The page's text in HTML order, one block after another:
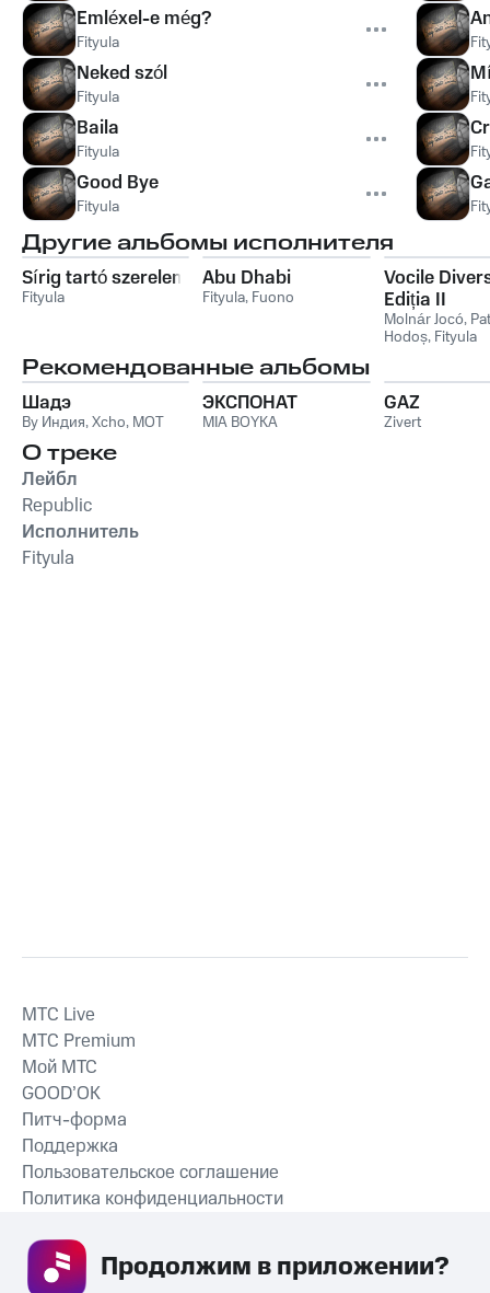
Emléxel-e még?
Fityula
Neked szól
Fityula
Baila
Fityula
Good Bye
Fityula
Другие альбомы исполнителя
Sírig tartó szerelem
Fityula
Abu Dhabi
Fityula, Fuono
Vocile
Ediția II
Molnár Jocó,
Hodoș, Fityula
Рекомендованные альбомы
Шадэ
By Индия,Xcho, MOT
ЭКСПОНАТ
MIA BOYKA
GAZ
Zivert
О треке
Лейбл
Republic
Исполнитель
Fityula
СКАЧАТЬ ПРИЛОЖЕНИЕ
MTС Live
MTС Premium
Мой МТС
GOOD’OK
Питч-форма
Поддержка
Пользовательское соглашение
Политика конфиденциальности